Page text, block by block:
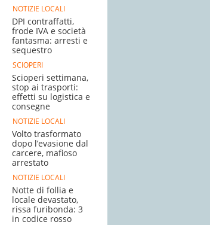
NOTIZIE LOCALI
DPI contraffatti,
frode IVA e società
fantasma: arresti e
sequestro
SCIOPERI
Scioperi settimana,
stop ai trasporti:
effetti su logistica e
consegne
NOTIZIE LOCALI
Volto trasformato
dopo l’evasione dal
carcere, mafioso
arrestato
NOTIZIE LOCALI
Notte di follia e
locale devastato,
rissa furibonda: 3
in codice rosso